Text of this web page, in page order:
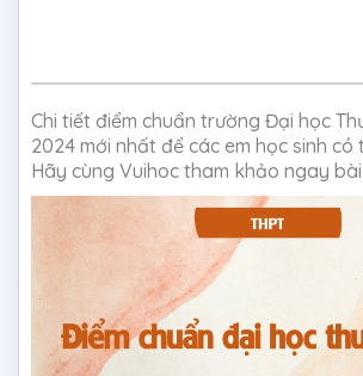
Chi tiết điểm chuẩn trường Đại học
2024 mới nhất để các em học sinh có
Hãy cùng Vuihoc tham khảo ngay